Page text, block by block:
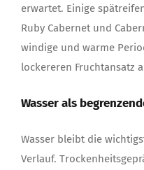
erwartet. Einige
Ruby Cabernet und
windige und warme
lockereren Fruchtansatz
Wasser als
Wasser bleibt die
Verlauf.